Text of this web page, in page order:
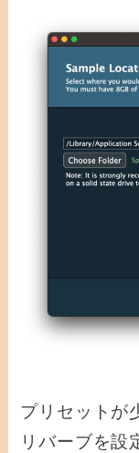
プリセットが
リバーブを設